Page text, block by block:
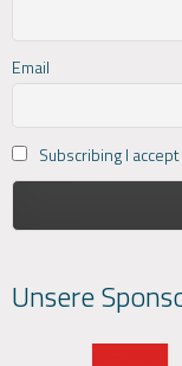
Email
Subscribing I
Unsere